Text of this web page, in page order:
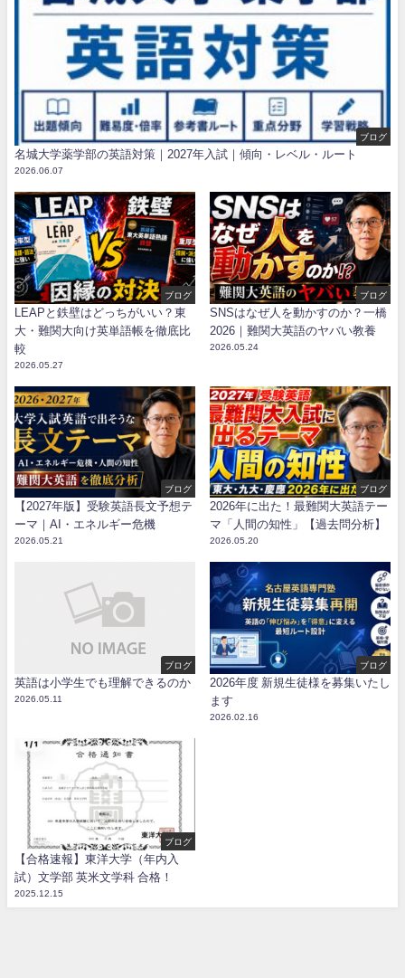
ブログ
名城大学薬学部の英語対策｜2027年入試｜傾向・レベル・ルート
2026.06.07
ブログ
LEAPと鉄壁はどっちがいい？東
大・難関大向け英単語帳を徹底比
較
2026.05.27
ブログ
SNSはなぜ人を動かすのか？一橋
2026｜難関大英語のヤバい教養
2026.05.24
ブログ
【2027年版】受験英語長文予想テ
ーマ｜AI・エネルギー危機
2026.05.21
ブログ
2026年に出た！最難関大英語テー
マ「人間の知性」【過去問分析】
2026.05.20
ブログ
英語は小学生でも理解できるのか
2026.05.11
ブログ
2026年度 新規生徒様を募集いたし
ます
2026.02.16
ブログ
【合格速報】東洋大学（年内入
試）文学部 英米文学科 合格！
2025.12.15